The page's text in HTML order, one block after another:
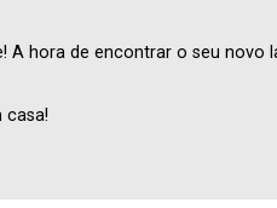
A hora de encontrar o seu novo
casa!